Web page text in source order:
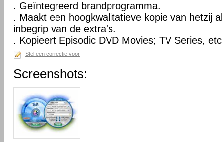
. Geïntegreerd brandprogramma.
. Maakt een hoogkwalitatieve kopie van hetzij
inbegrip van de extra's.
. Kopieert Episodic DVD Movies; TV Series,
Stel een correctie voor
Screenshots: